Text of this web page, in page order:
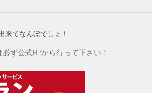
来てなんぼでしょ！
ず公式HPから行って下さい！